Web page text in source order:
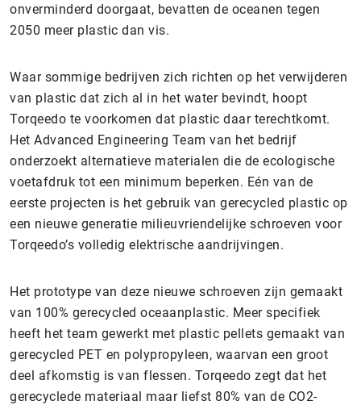
onverminderd doorgaat, bevatten de oceanen tegen
2050 meer plastic dan vis.
Waar sommige bedrijven zich richten op het verwijderen
van plastic dat zich al in het water bevindt, hoopt
Torqeedo te voorkomen dat plastic daar terechtkomt.
Het Advanced Engineering Team van het bedrijf
onderzoekt alternatieve materialen die de ecologische
voetafdruk tot een minimum beperken. Eén van de
eerste projecten is het gebruik van gerecycled plastic op
een nieuwe generatie milieuvriendelijke schroeven voor
Torqeedo’s volledig elektrische aandrijvingen.
Het prototype van deze nieuwe schroeven zijn gemaakt
van 100% gerecycled oceaanplastic. Meer specifiek
heeft het team gewerkt met plastic pellets gemaakt van
gerecycled PET en polypropyleen, waarvan een groot
deel afkomstig is van flessen. Torqeedo zegt dat het
gerecyclede materiaal maar liefst 80% van de CO2-